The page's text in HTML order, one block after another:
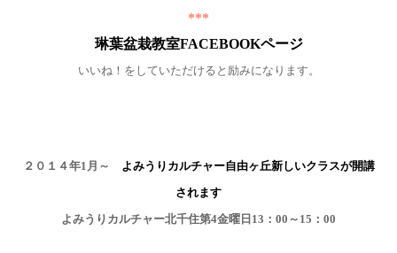
***
琳葉盆栽教室FACEBOOKページ
いいね！をしていただけると励みになります。
２０１４年1月～
よみうりカルチャー自由ヶ丘新しいクラスが開講
されます
よみうりカルチャー北千住第4金曜日13：00～15：00